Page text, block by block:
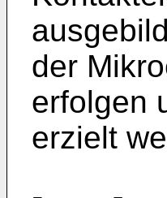
der
erfolgen
erzielt